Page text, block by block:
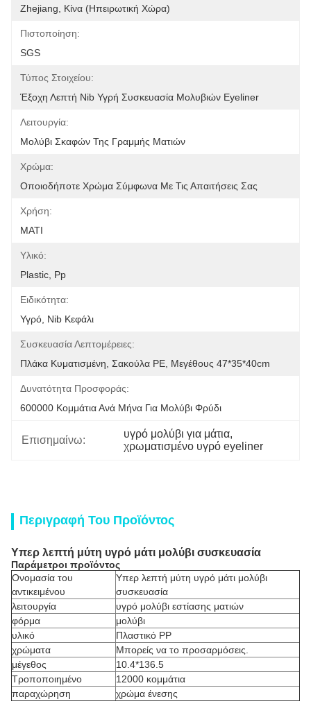
Zhejiang, Κίνα (ηπειρωτική Χώρα)
Πιστοποίηση:
SGS
Τύπος Στοιχείου:
Έξοχη Λεπτή Nib Υγρή Συσκευασία Μολυβιών Eyeliner
Λειτουργία:
Μολύβι Σκαφών Της Γραμμής Ματιών
Χρώμα:
Οποιοδήποτε Χρώμα Σύμφωνα Με Τις Απαιτήσεις Σας
Χρήση:
ΜΑΤΙ
Υλικό:
Plastic, Pp
Ειδικότητα:
Υγρό, Nib Κεφάλι
Συσκευασία Λεπτομέρειες:
Πλάκα Κυματισμένη, Σακούλα PE, Μεγέθους 47*35*40cm
Δυνατότητα Προσφοράς:
600000 Κομμάτια Ανά Μήνα Για Μολύβι Φρύδι
Επισημαίνω:
υγρό μολύβι για μάτια,
χρωματισμένο υγρό eyeliner
Περιγραφή Του Προϊόντος
Υπερ λεπτή μύτη υγρό μάτι μολύβι συσκευασία
Παράμετροι προϊόντος
Ονομασία του
αντικειμένου
Υπερ λεπτή μύτη υγρό μάτι μολύβι
συσκευασία
λειτουργία
υγρό μολύβι εστίασης ματιών
φόρμα
μολύβι
υλικό
Πλαστικό PP
χρώματα
Μπορείς να το προσαρμόσεις.
μέγεθος
10.4*136.5
Τροποποιημένο
12000 κομμάτια
παραχώρηση
χρώμα ένεσης